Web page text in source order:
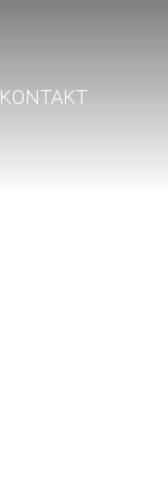
KONTAKT